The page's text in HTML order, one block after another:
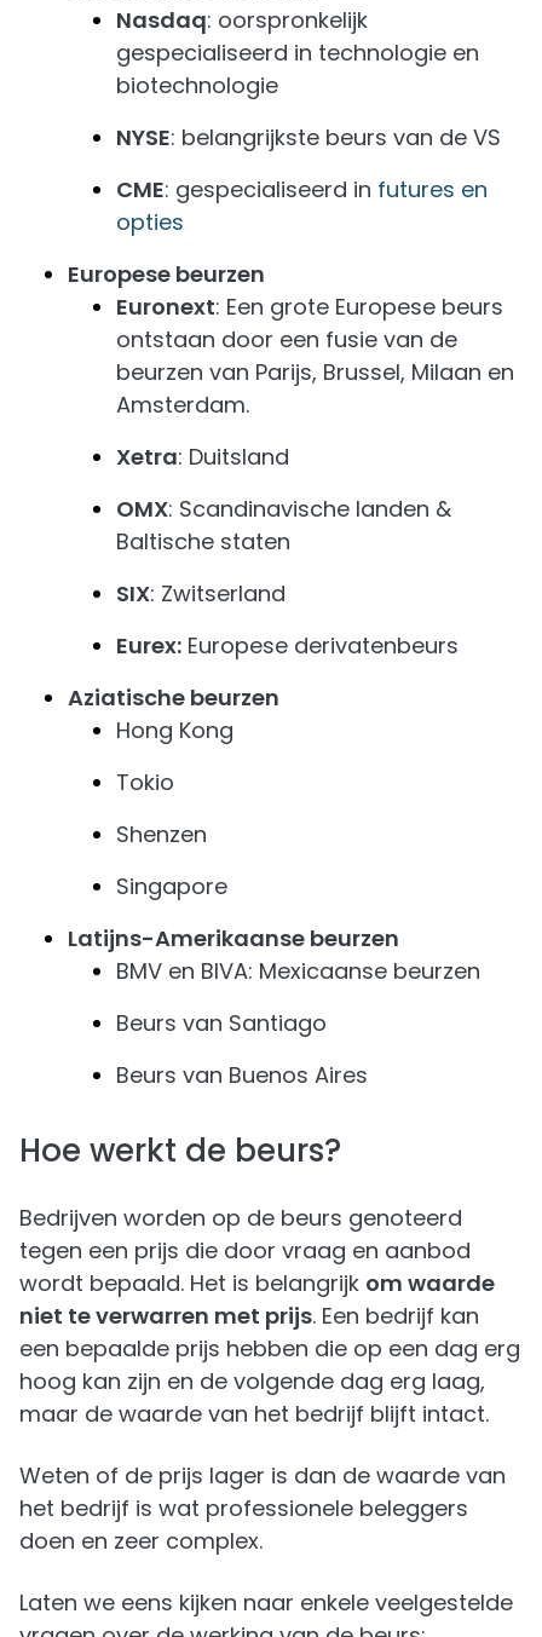
Nasdaq: oorspronkelijk
gespecialiseerd in technologie en
biotechnologie
NYSE: belangrijkste beurs van de VS
CME: gespecialiseerd in futures en
opties
Europese beurzen
Euronext: Een grote Europese beurs
ontstaan door een fusie van de
beurzen van Parijs, Brussel, Milaan en
Amsterdam.
Xetra: Duitsland
OMX: Scandinavische landen &
Baltische staten
SIX: Zwitserland
Eurex: Europese derivatenbeurs
Aziatische beurzen
Hong Kong
Tokio
Shenzen
Singapore
Latijns-Amerikaanse beurzen
BMV en BIVA: Mexicaanse beurzen
Beurs van Santiago
Beurs van Buenos Aires
Hoe werkt de beurs?
Bedrijven worden op de beurs genoteerd
tegen een prijs die door vraag en aanbod
wordt bepaald. Het is belangrijk om waarde
niet te verwarren met prijs. Een bedrijf kan
een bepaalde prijs hebben die op een dag erg
hoog kan zijn en de volgende dag erg laag,
maar de waarde van het bedrijf blijft intact.
Weten of de prijs lager is dan de waarde van
het bedrijf is wat professionele beleggers
doen en zeer complex.
Laten we eens kijken naar enkele veelgestelde